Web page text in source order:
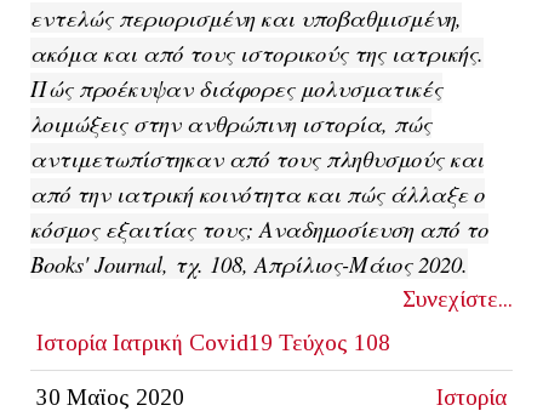
εντελώς περιορισμένη και υποβαθμισμένη,
ακόμα και από τους ιστορικούς της ιατρικής.
Πώς προέκυψαν διάφορες μολυσματικές
λοιμώξεις στην ανθρώπινη ιστορία, πώς
αντιμετωπίστηκαν από τους πληθυσμούς και
από την ιατρική κοινότητα και πώς άλλαξε ο
κόσμος εξαιτίας τους; Αναδημοσίευση από το
Books' Journal, τχ. 108, Απρίλιος-Μάιος 2020.
Συνεχίστε...
Ιστορία Ιατρική Covid19 Τεύχος 108
30 Μαϊος 2020 Ιστορία